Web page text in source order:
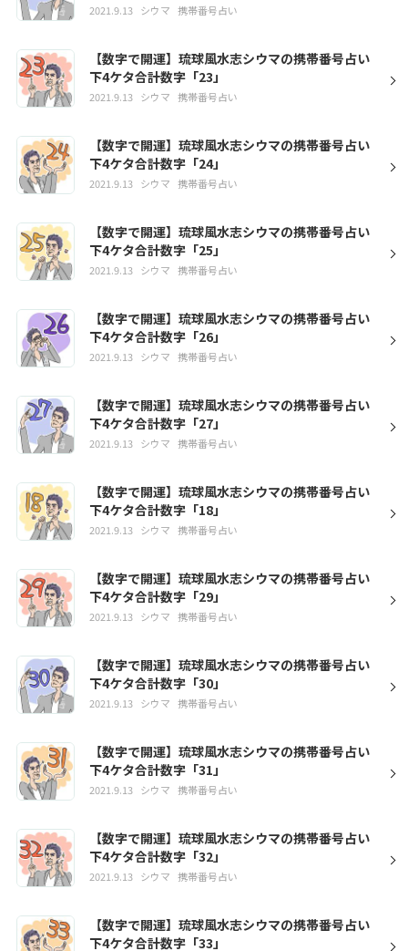
2021.9.13 シウマ 携帯番号占い
【数字で開運】琉球風水志シウマの携帯番号占い
下4ケタ合計数字「23」
2021.9.13 シウマ 携帯番号占い
【数字で開運】琉球風水志シウマの携帯番号占い
下4ケタ合計数字「24」
2021.9.13 シウマ 携帯番号占い
【数字で開運】琉球風水志シウマの携帯番号占い
下4ケタ合計数字「25」
2021.9.13 シウマ 携帯番号占い
【数字で開運】琉球風水志シウマの携帯番号占い
下4ケタ合計数字「26」
2021.9.13 シウマ 携帯番号占い
【数字で開運】琉球風水志シウマの携帯番号占い
下4ケタ合計数字「27」
2021.9.13 シウマ 携帯番号占い
【数字で開運】琉球風水志シウマの携帯番号占い
下4ケタ合計数字「18」
2021.9.13 シウマ 携帯番号占い
【数字で開運】琉球風水志シウマの携帯番号占い
下4ケタ合計数字「29」
2021.9.13 シウマ 携帯番号占い
【数字で開運】琉球風水志シウマの携帯番号占い
下4ケタ合計数字「30」
2021.9.13 シウマ 携帯番号占い
【数字で開運】琉球風水志シウマの携帯番号占い
下4ケタ合計数字「31」
2021.9.13 シウマ 携帯番号占い
【数字で開運】琉球風水志シウマの携帯番号占い
下4ケタ合計数字「32」
2021.9.13 シウマ 携帯番号占い
【数字で開運】琉球風水志シウマの携帯番号占い
下4ケタ合計数字「33」